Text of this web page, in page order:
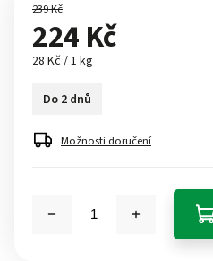
239 Kč
224 Kč
28 Kč / 1 kg
Do 2 dnů
Možnosti doručení